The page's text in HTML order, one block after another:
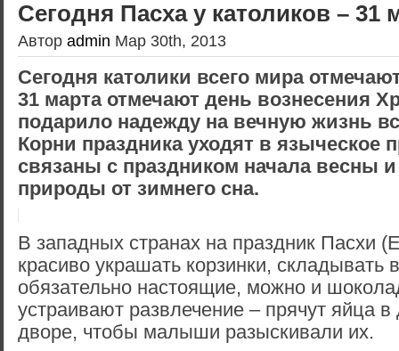
Сегодня Пасха у католиков – 31
Автор admin Мар 30th, 2013
Сегодня католики всего мира
31 марта отмечают день вознесения
подарило надежду на вечную жизнь
Корни праздника уходят в языческое
связаны с праздником начала весны
природы от зимнего сна.
В западных странах на праздник Пасхи
красиво украшать корзинки, складывать
обязательно настоящие, можно и
устраивают развлечение – прячут яйца
дворе, чтобы малыши разыскивали их.